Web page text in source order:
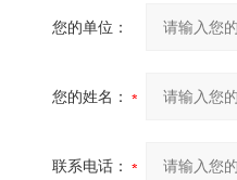
您的单位：
您的姓名：
联系电话：